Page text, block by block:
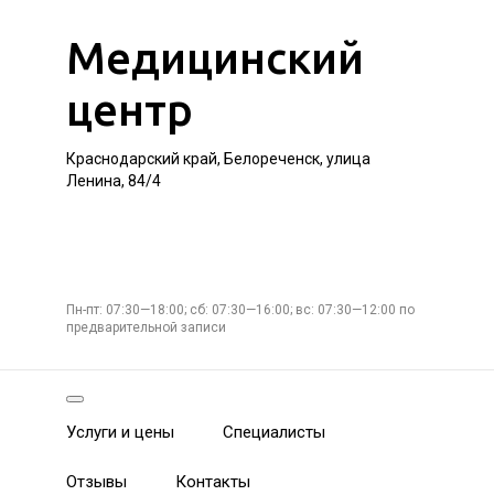
Медицинский
центр
Краснодарский край, Белореченск, улица
Ленина, 84/4
Пн-пт: 07:30—18:00; сб: 07:30—16:00; вс: 07:30—12:00 по
предварительной записи
Услуги и цены Специалисты
Отзывы Контакты